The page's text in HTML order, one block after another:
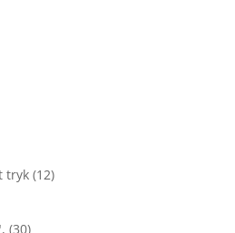
tryk (12)
(30)